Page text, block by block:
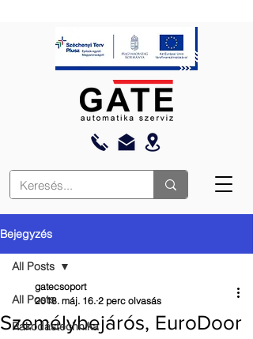
Bejegyzés
All Posts
Rakodástechnika
All Posts
Személybejárós, EuroDoor
gatecsoport
2018. máj. 16. 2 perc olvasás